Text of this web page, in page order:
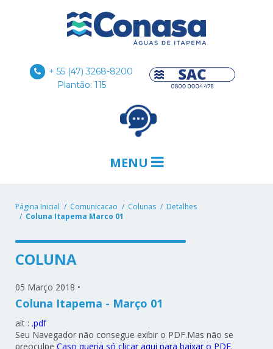
+ 55 (47) 3268-8200
Plantão: 115
MENU
Página Inicial Comunicacao Colunas
Detalhes
Coluna Itapema Marco 01
COLUNA
05 Março 2018 •
Coluna Itapema - Março 01
alt : .pdf
Seu Navegador não consegue exibir o PDF.Mas não se
preoculpeCaso queria só clicar aqui para baixar o PDF.